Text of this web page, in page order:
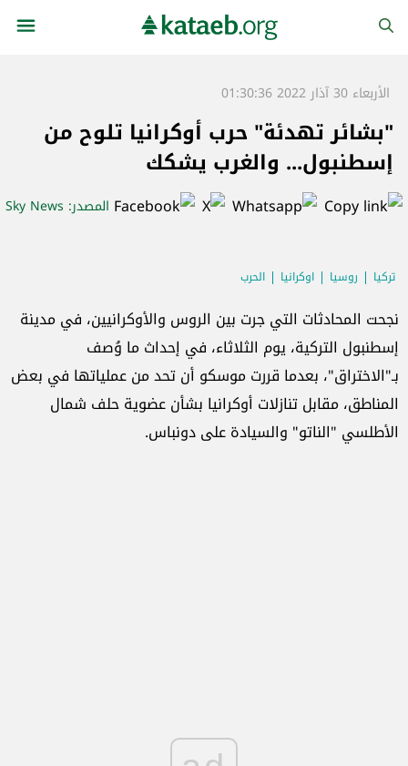
الأربعاء 30 آذار 2022 01:30:36
"بشائر تهدئة" حرب أوكرانيا تلوح من
إسطنبول... والغرب يشكك
المصدر: Sky News
تركيا روسيا اوكرانيا الحرب
نجحت المحادثات التي جرت بين الروس والأوكرانيين، في مدينة
إسطنبول التركية، يوم الثلاثاء، في إحداث ما وُصف
بـ"الاختراق"، بعدما قررت موسكو أن تحد من عملياتها في بعض
المناطق، مقابل تنازلات أوكرانيا بشأن عضوية حلف شمال
الأطلسي "الناتو" والسيادة على دونباس.